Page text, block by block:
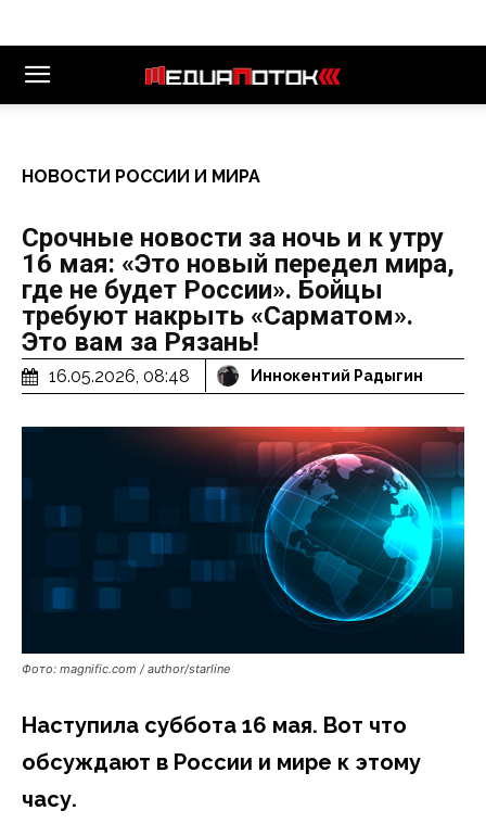
НОВОСТИ РОССИИ И МИРА
Срочные новости за ночь и к утру
16 мая: «Это новый передел мира,
где не будет России». Бойцы
требуют накрыть «Сарматом».
Это вам за Рязань!
16.05.2026, 08:48 Иннокентий Радыгин
Фото: magnific.com / author/starline
Наступила суббота 16 мая. Вот что
обсуждают в России и мире к этому
часу.